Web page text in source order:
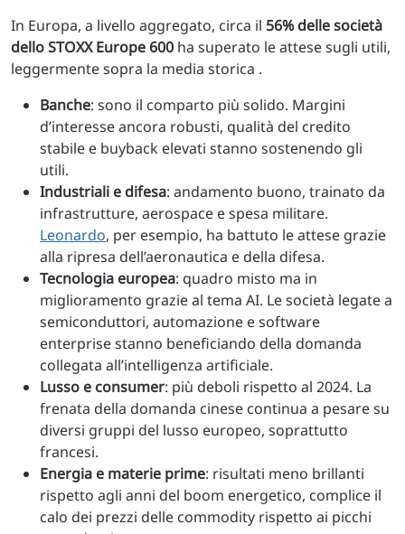
In Europa, a livello aggregato, circa il 56% delle società
dello STOXX Europe 600 ha superato le attese sugli utili,
leggermente sopra la media storica .
Banche: sono il comparto più solido. Margini
d’interesse ancora robusti, qualità del credito
stabile e buyback elevati stanno sostenendo gli
utili.
Industriali e difesa: andamento buono, trainato da
infrastrutture, aerospace e spesa militare.
Leonardo, per esempio, ha battuto le attese grazie
alla ripresa dell’aeronautica e della difesa.
Tecnologia europea: quadro misto ma in
miglioramento grazie al tema AI. Le società legate a
semiconduttori, automazione e software
enterprise stanno beneficiando della domanda
collegata all’intelligenza artificiale.
Lusso e consumer: più deboli rispetto al 2024. La
frenata della domanda cinese continua a pesare su
diversi gruppi del lusso europeo, soprattutto
francesi.
Energia e materie prime: risultati meno brillanti
rispetto agli anni del boom energetico, complice il
calo dei prezzi delle commodity rispetto ai picchi